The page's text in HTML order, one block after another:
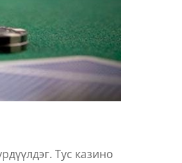
Тус казино